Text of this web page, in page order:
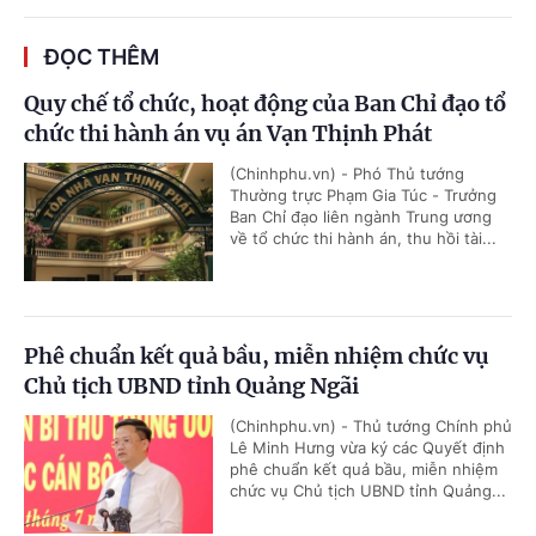
ĐỌC THÊM
Quy chế tổ chức, hoạt động của Ban Chỉ đạo tổ
chức thi hành án vụ án Vạn Thịnh Phát
(Chinhphu.vn) - Phó Thủ tướng
Thường trực Phạm Gia Túc - Trưởng
Ban Chỉ đạo liên ngành Trung ương
về tổ chức thi hành án, thu hồi tài...
Phê chuẩn kết quả bầu, miễn nhiệm chức vụ
Chủ tịch UBND tỉnh Quảng Ngãi
(Chinhphu.vn) - Thủ tướng Chính phủ
Lê Minh Hưng vừa ký các Quyết định
phê chuẩn kết quả bầu, miễn nhiệm
chức vụ Chủ tịch UBND tỉnh Quảng...